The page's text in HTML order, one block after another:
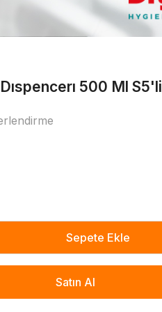
Dıspencerı 500 Ml S5'li
Sepete Ekle
Satın Al